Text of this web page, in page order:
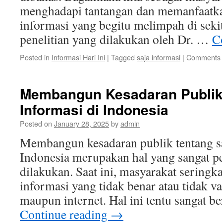
menghadapi tantangan dan
informasi yang begitu melimpah di
penelitian yang dilakukan oleh Dr. …
Posted in Informasi Hari Ini | Tagged saja informasi |
Membangun Kesadaran
Informasi di Indonesia
Posted on January 28, 2025byadmin
Membangun kesadaran publik tentang
Indonesia merupakan hal yang sangat
dilakukan. Saat ini, masyarakat
informasi yang tidak benar atau tidak
maupun internet. Hal ini tentu sangat
Continue reading →